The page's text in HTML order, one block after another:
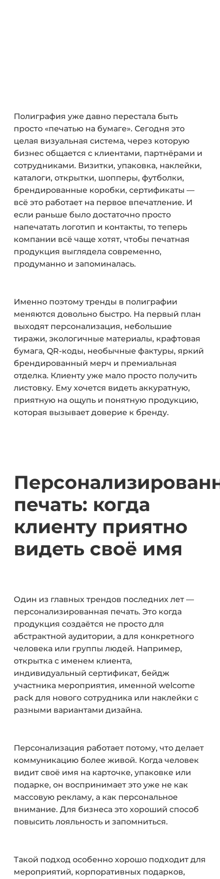
Полиграфия уже давно перестала быть
просто «печатью на бумаге». Сегодня это
целая визуальная система, через которую
бизнес общается с клиентами, партнёрами и
сотрудниками. Визитки, упаковка, наклейки,
каталоги, открытки, шопперы, футболки,
брендированные коробки, сертификаты —
всё это работает на первое впечатление. И
если раньше было достаточно просто
напечатать логотип и контакты, то теперь
компании всё чаще хотят, чтобы печатная
продукция выглядела современно,
продуманно и запоминалась.
Именно поэтому тренды в полиграфии
меняются довольно быстро. На первый план
выходят персонализация, небольшие
тиражи, экологичные материалы, крафтовая
бумага, QR-коды, необычные фактуры, яркий
брендированный мерч и премиальная
отделка. Клиенту уже мало просто получить
листовку. Ему хочется видеть аккуратную,
приятную на ощупь и понятную продукцию,
которая вызывает доверие к бренду.
печать: когда
клиенту приятно
видеть своё имя
Один из главных трендов последних лет —
персонализированная печать. Это когда
продукция создаётся не просто для
абстрактной аудитории, а для конкретного
человека или группы людей. Например,
открытка с именем клиента,
индивидуальный сертификат, бейдж
участника мероприятия, именной welcome
pack для нового сотрудника или наклейки с
разными вариантами дизайна.
Персонализация работает потому, что делает
коммуникацию более живой. Когда человек
видит своё имя на карточке, упаковке или
подарке, он воспринимает это уже не как
массовую рекламу, а как персональное
внимание. Для бизнеса это хороший способ
повысить лояльность и запомниться.
Такой подход особенно хорошо подходит для
мероприятий, корпоративных подарков,